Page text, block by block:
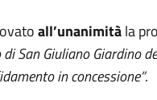
all’unanimitàla
San Giuliano Giardino
in concessione”.